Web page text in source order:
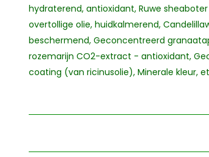
hydraterend, antioxidant, Ruwe
overtollige olie, huidkalmerend,
beschermend, Geconcentreerd
rozemarijn CO2-extract - antioxidant,
coating (van ricinusolie), Minerale kleur,